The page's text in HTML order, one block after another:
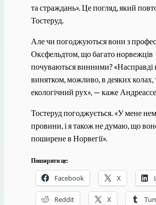
та страждань». Це погляд, який
Тостеруд.
Але чи погоджуються вони з
Оксфельдтом, що багато норвежців
почуваються винними? «Насправді
винятком, можливо, в деяких колах,
екологічний рух», — каже
Тостеруд погоджується. «У мене
провини, і я також не думаю, що
поширене в Норвегії».
Поширити це:
Facebook X
Reddit X